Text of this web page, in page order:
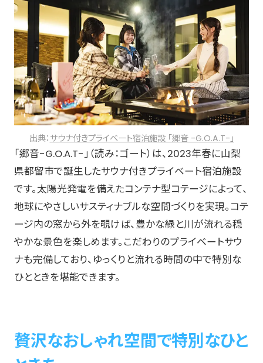
出典： サウナ付きプライベート宿泊施設 「郷音 -G.O.A.T-」
「郷音-G.O.A.T-」（読み：ゴート）は、2023年春に山梨
県都留市で誕生したサウナ付きプライベート宿泊施設
です。太陽光発電を備えたコンテナ型コテージによって、
地球にやさしいサスティナブルな空間づくりを実現。コテ
ージ内の窓から外を覗けば、豊かな緑と川が流れる穏
やかな景色を楽しめます。こだわりのプライベートサウ
ナも完備しており、ゆっくりと流れる時間の中で特別な
ひとときを堪能できます。
贅沢なおしゃれ空間で特別なひと